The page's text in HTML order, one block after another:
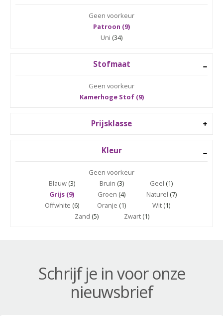
Geen voorkeur
Patroon (9)
Uni (34)
Stofmaat
Geen voorkeur
Kamerhoge Stof (9)
Prijsklasse
Kleur
Geen voorkeur
Blauw(3) Bruin (3) Geel (1)
Grijs (9)
Groen (4) Naturel (7)
Offwhite (6) Oranje (1) Wit (1)
Zand (5) Zwart(1)
Schrijf je in voor onze
nieuwsbrief